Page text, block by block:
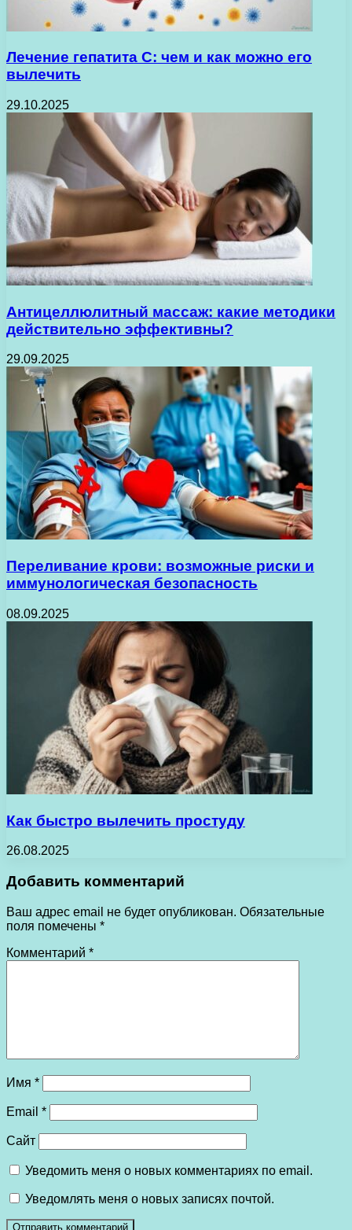
Лечение гепатита С: чем и как можно его
вылечить
29.10.2025
Антицеллюлитный массаж: какие методики
действительно эффективны?
29.09.2025
Переливание крови: возможные риски и
иммунологическая безопасность
08.09.2025
Как быстро вылечить простуду
26.08.2025
Добавить комментарий
Ваш адрес email не будет опубликован. Обязательные
поля помечены *
Комментарий *
Имя *
Email *
Сайт
Уведомить меня о новых комментариях по email.
Уведомлять меня о новых записях почтой.